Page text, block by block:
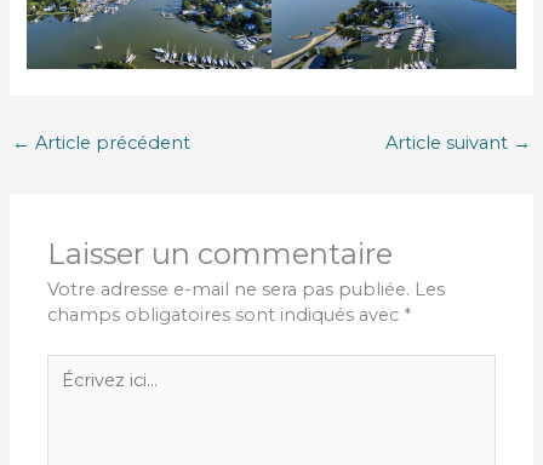
← Article précédent Article suivant →
Laisser un commentaire
Votre adresse e-mail ne sera pas publiée. Les
champs obligatoires sont indiqués avec *
Écrivez
ici…